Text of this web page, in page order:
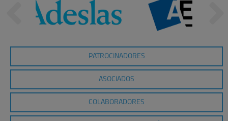
PATROCINADORES
ASOCIADOS
COLABORADORES